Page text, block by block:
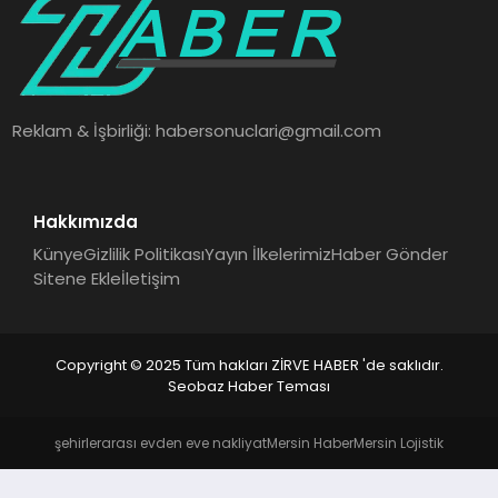
SAĞLIK
SPOR
TEKNOLOJI
Reklam & İşbirliği:habersonuclari@gmail.com
Hakkımızda
KünyeGizlilik PolitikasıYayın İlkelerimizHaber Gönder
Sitene Ekleİletişim
Copyright © 2025 Tüm hakları ZİRVE HABER 'de saklıdır.
Seobaz Haber Teması
şehirlerarası evden eve nakliyatMersin HaberMersin Lojistik